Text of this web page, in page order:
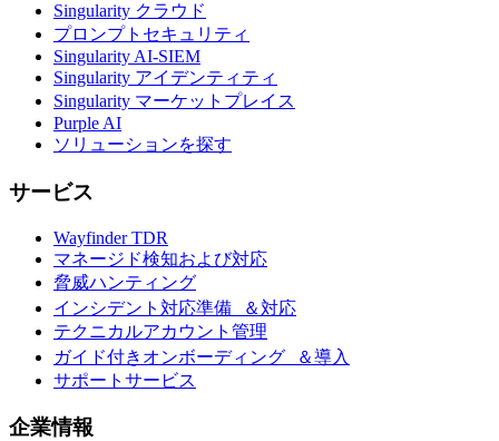
Singularity クラウド
プロンプトセキュリティ
Singularity AI-SIEM
Singularity アイデンティティ
Singularity マーケットプレイス
Purple AI
ソリューションを探す
サービス
Wayfinder TDR
マネージド検知および対応
脅威ハンティング
インシデント対応準備 ＆対応
テクニカルアカウント管理
ガイド付きオンボーディング ＆導入
サポートサービス
企業情報